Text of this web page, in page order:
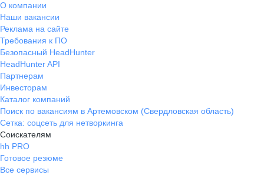
О компании
Наши вакансии
Реклама на сайте
Требования к ПО
Безопасный HeadHunter
HeadHunter API
Партнерам
Инвесторам
Каталог компаний
Поиск по вакансиям в Артемовском (Свердловская область)
Сетка: соцсеть для нетворкинга
Соискателям
hh PRO
Готовое резюме
Все сервисы